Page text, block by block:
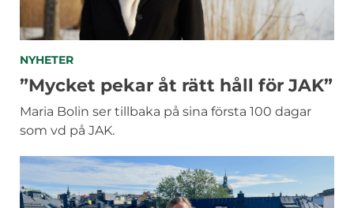
KATEGORIER
NYHETER
”Mycket pekar åt rätt håll för JAK”
Maria Bolin ser tillbaka på sina första 100 dagar
som vd på JAK.